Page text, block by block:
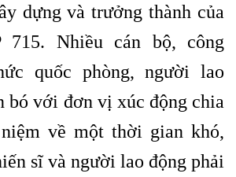
dựng và trưởng thành của
715. Nhiều cán bộ, công
quốc phòng, người lao
bó với đơn vị xúc động chia
về một thời gian khó,
sĩ và người lao động phải